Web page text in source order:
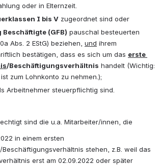
oder in Elternzeit.
I bis V zugeordnet sind oder
(GFB) pauschal besteuerten
Abs. 2 EStG) beziehen, und ihrem
bestätigen, dass es sich um das erste
/Beschäftigungsverhältnis handelt (Wichtig:
zum Lohnkonto zu nehmen.);
Arbeitnehmer steuerpflichtig sind.
sind die u.a. Mitarbeiter/innen, die
in einem ersten
stehen, z.B. weil das
erst am 02.09.2022 oder später